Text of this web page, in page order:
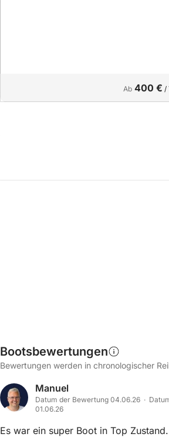
Ab 400 € /
Bootsbewertungen
Bewertungen werden in chronologischer
Manuel
Datum der Bewertung 04.06.26 ·
01.06.26
Es war ein super Boot in Top